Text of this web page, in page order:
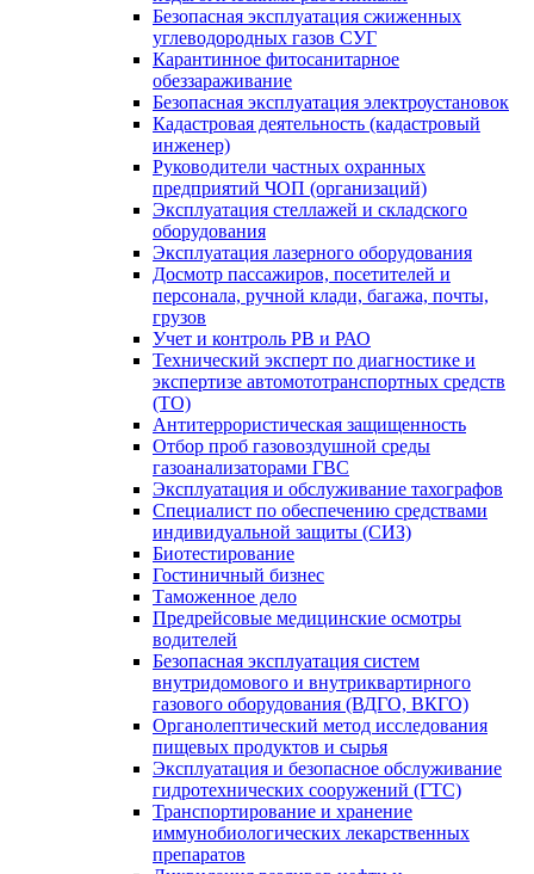
Безопасная эксплуатация сжиженных
углеводородных газов СУГ
Карантинное фитосанитарное
обеззараживание
Безопасная эксплуатация электроустановок
Кадастровая деятельность (кадастровый
инженер)
Руководители частных охранных
предприятий ЧОП (организаций)
Эксплуатация стеллажей и складского
оборудования
Эксплуатация лазерного оборудования
Досмотр пассажиров, посетителей и
персонала, ручной клади, багажа, почты,
грузов
Учет и контроль РВ и РАО
Технический эксперт по диагностике и
экспертизе автомототранспортных средств
(ТО)
Антитеррористическая защищенность
Отбор проб газовоздушной среды
газоанализаторами ГВС
Эксплуатация и обслуживание тахографов
Специалист по обеспечению средствами
индивидуальной защиты (СИЗ)
Биотестирование
Гостиничный бизнес
Таможенное дело
Предрейсовые медицинские осмотры
водителей
Безопасная эксплуатация систем
внутридомового и внутриквартирного
газового оборудования (ВДГО, ВКГО)
Органолептический метод исследования
пищевых продуктов и сырья
Эксплуатация и безопасное обслуживание
гидротехнических сооружений (ГТС)
Транспортирование и хранение
иммунобиологических лекарственных
препаратов